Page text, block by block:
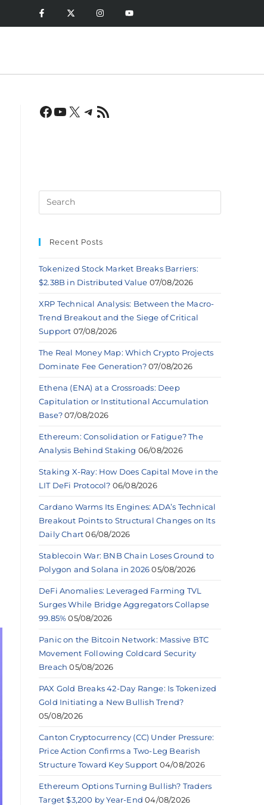
Recent Posts
Tokenized Stock Market Breaks Barriers:
$2.38B in Distributed Value 07/08/2026
XRP Technical Analysis: Between the Macro-
Trend Breakout and the Siege of Critical
Support 07/08/2026
The Real Money Map: Which Crypto Projects
Dominate Fee Generation? 07/08/2026
Ethena (ENA) at a Crossroads: Deep
Capitulation or Institutional Accumulation
Base? 07/08/2026
Ethereum: Consolidation or Fatigue? The
Analysis Behind Staking 06/08/2026
Staking X-Ray: How Does Capital Move in the
LIT DeFi Protocol? 06/08/2026
Cardano Warms Its Engines: ADA’s Technical
Breakout Points to Structural Changes on Its
Daily Chart 06/08/2026
Stablecoin War: BNB Chain Loses Ground to
Polygon and Solana in 2026 05/08/2026
DeFi Anomalies: Leveraged Farming TVL
Surges While Bridge Aggregators Collapse
99.85% 05/08/2026
Panic on the Bitcoin Network: Massive BTC
Movement Following Coldcard Security
Breach 05/08/2026
PAX Gold Breaks 42-Day Range: Is Tokenized
Gold Initiating a New Bullish Trend?
05/08/2026
Canton Cryptocurrency (CC) Under Pressure:
Price Action Confirms a Two-Leg Bearish
Structure Toward Key Support 04/08/2026
Ethereum Options Turning Bullish? Traders
Target $3,200 by Year-End 04/08/2026